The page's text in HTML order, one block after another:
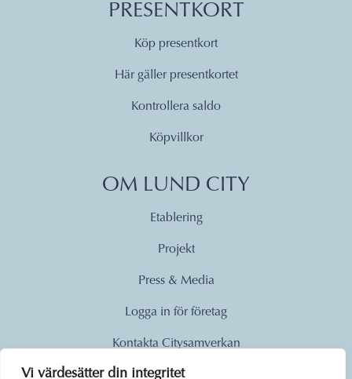
Vi värdesätter din integritet
PRESENTKORT
Köp presentkort
Här gäller presentkortet
Kontrollera saldo
Köpvillkor
OM LUND CITY
Etablering
Projekt
Press & Media
Logga in för företag
Kontakta Citysamverkan